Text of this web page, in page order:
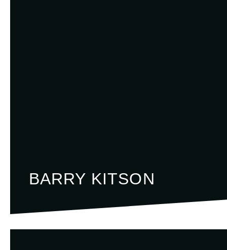
BARRY KITSON